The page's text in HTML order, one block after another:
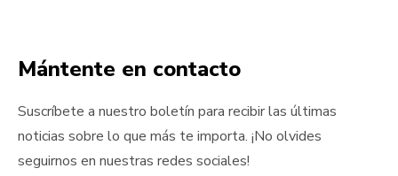
Mántente en contacto
Suscríbete a nuestro boletín para recibir las últimas
noticias sobre lo que más te importa. ¡No olvides
seguirnos en nuestras redes sociales!